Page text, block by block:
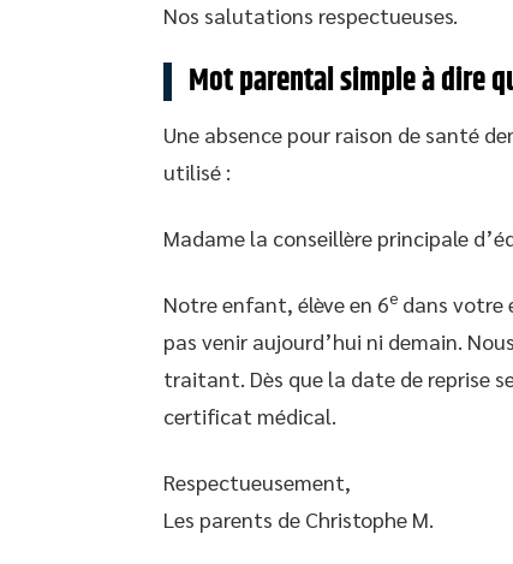
Nos salutations respectueuses.
Mot parental simple à dire
Une absence pour raison de santé
utilisé :
Madame la conseillère principale
Notre enfant, élève en 6e dans votre
pas venir aujourd’hui ni demain.
traitant. Dès que la date de reprise
certificat médical.
Respectueusement,
Les parents de Christophe M.